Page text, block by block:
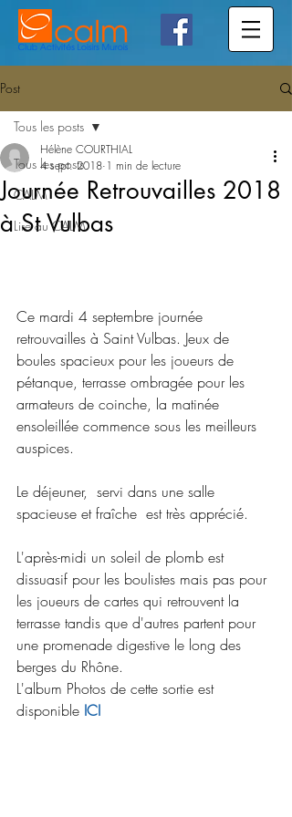
Post
Tous les posts
CALM
Lire au CALM
Tous les posts
Journée Retrouvailles 2018
à St Vulbas
Hélène COURTHIAL
4 sept. 2018 1 min de lecture
Ce mardi 4 septembre journée
retrouvailles à Saint Vulbas. Jeux de
boules spacieux pour les joueurs de
pétanque, terrasse ombragée pour les
armateurs de coinche, la matinée
ensoleillée commence sous les meilleurs
auspices.
Le déjeuner,  servi dans une salle
spacieuse et fraîche  est très apprécié.
L'après-midi un soleil de plomb est
dissuasif pour les boulistes mais pas pour
les joueurs de cartes qui retrouvent la
terrasse tandis que d'autres partent pour
une promenade digestive le long des
berges du Rhône.
L'album Photos de cette sortie est
disponible ICI